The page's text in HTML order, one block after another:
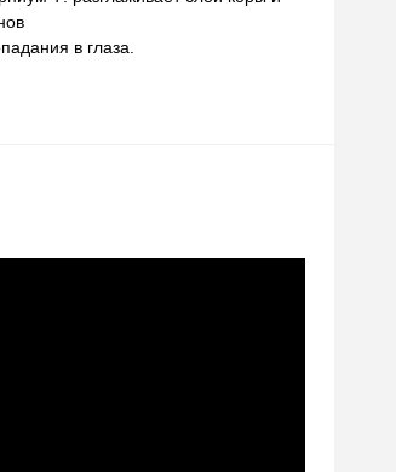
в глаза.